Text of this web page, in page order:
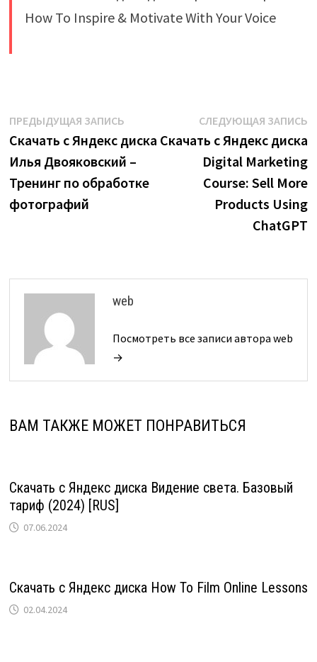
Навигация
по
записям
ПРЕДЫДУЩАЯ ЗАПИСЬПредыдущая
запись:
Скачать с Яндекс диска
Илья Двояковский –
Тренинг по обработке
фотографий
СЛЕДУЮЩАЯ ЗАПИСЬ
Скачать с Яндекс диска
Digital Marketing
Course: Sell More
Products Using
ChatGPT
web
Посмотреть все записи автора web
→
ВАМ ТАКЖЕ МОЖЕТ ПОНРАВИТЬСЯ
Скачать с Яндекс диска Видение света. Базовый
тариф (2024) [RUS]
07.06.2024
Скачать с Яндекс диска How To Film Online Lessons
02.04.2024